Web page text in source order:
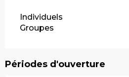
Individuels
Groupes
Périodes d'ouverture